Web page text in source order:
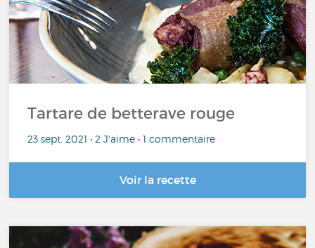
Tartare de betterave rouge
23 sept. 2021 • 2 J'aime • 1 commentaire
Voir la recette